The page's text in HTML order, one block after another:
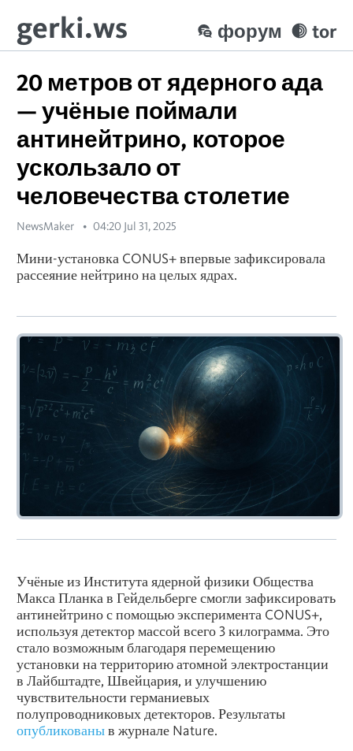
gerki.ws tor
форум
20 метров от ядерного ада
— учёные поймали
антинейтрино, которое
ускользало от
человечества столетие
NewsMaker 04:20 Jul 31, 2025
Мини-установка CONUS+ впервые зафиксировала
рассеяние нейтрино на целых ядрах.
Учёные из Института ядерной физики Общества
Макса Планка в Гейдельберге смогли зафиксировать
антинейтрино с помощью эксперимента CONUS+,
используя детектор массой всего 3 килограмма. Это
стало возможным благодаря перемещению
установки на территорию атомной электростанции
в Лайбштадте, Швейцария, и улучшению
чувствительности германиевых
полупроводниковых детекторов. Результаты
опубликованыв журнале Nature.